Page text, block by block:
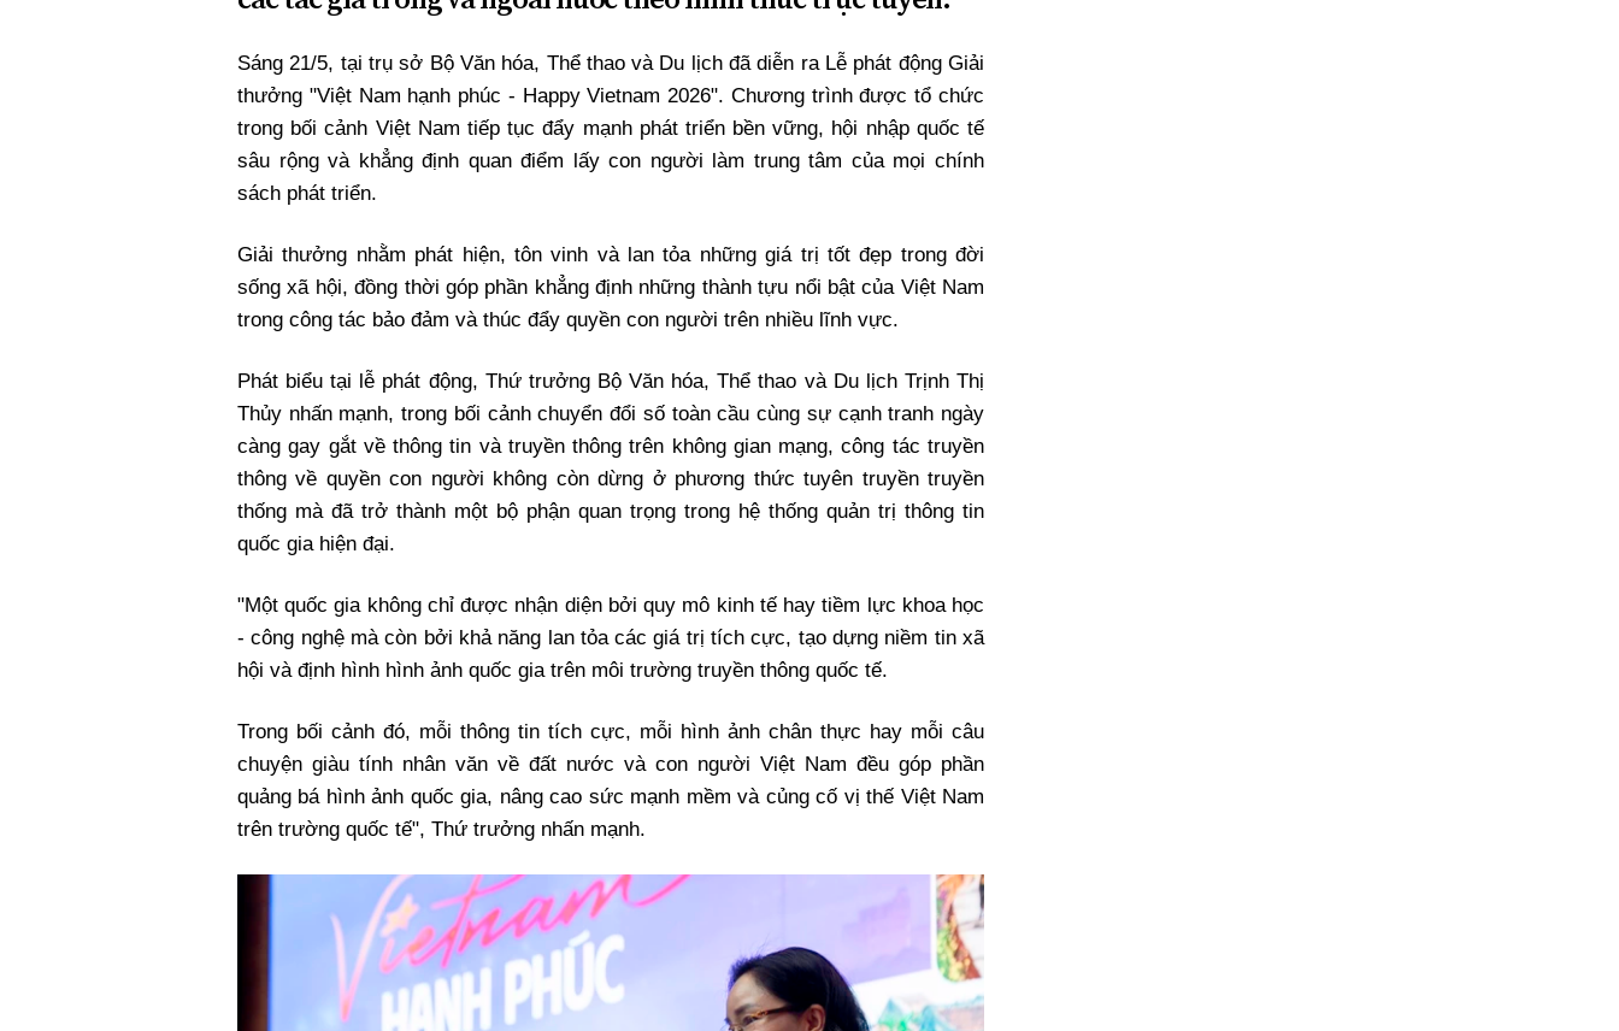
Xi nhan Trái Phải
Sáng 21/5, tại trụ sở Bộ Văn hóa, Thể thao và Du lịch đã diễn ra Lễ phát động Giải
thưởng "Việt Nam hạnh phúc - Happy Vietnam 2026". Chương trình được tổ chức
trong bối cảnh Việt Nam tiếp tục đẩy mạnh phát triển bền vững, hội nhập quốc tế
sâu rộng và khẳng định quan điểm lấy con người làm trung tâm của mọi chính
sách phát triển.
Giải thưởng nhằm phát hiện, tôn vinh và lan tỏa những giá trị tốt đẹp trong đời
sống xã hội, đồng thời góp phần khẳng định những thành tựu nổi bật của Việt Nam
trong công tác bảo đảm và thúc đẩy quyền con người trên nhiều lĩnh vực.
Phát biểu tại lễ phát động, Thứ trưởng Bộ Văn hóa, Thể thao và Du lịch Trịnh Thị
Thủy nhấn mạnh, trong bối cảnh chuyển đổi số toàn cầu cùng sự cạnh tranh ngày
càng gay gắt về thông tin và truyền thông trên không gian mạng, công tác truyền
thông về quyền con người không còn dừng ở phương thức tuyên truyền truyền
thống mà đã trở thành một bộ phận quan trọng trong hệ thống quản trị thông tin
quốc gia hiện đại.
"Một quốc gia không chỉ được nhận diện bởi quy mô kinh tế hay tiềm lực khoa học
- công nghệ mà còn bởi khả năng lan tỏa các giá trị tích cực, tạo dựng niềm tin xã
hội và định hình hình ảnh quốc gia trên môi trường truyền thông quốc tế.
Trong bối cảnh đó, mỗi thông tin tích cực, mỗi hình ảnh chân thực hay mỗi câu
chuyện giàu tính nhân văn về đất nước và con người Việt Nam đều góp phần
quảng bá hình ảnh quốc gia, nâng cao sức mạnh mềm và củng cố vị thế Việt Nam
trên trường quốc tế", Thứ trưởng nhấn mạnh.